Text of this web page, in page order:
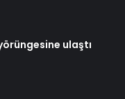
ulaştı